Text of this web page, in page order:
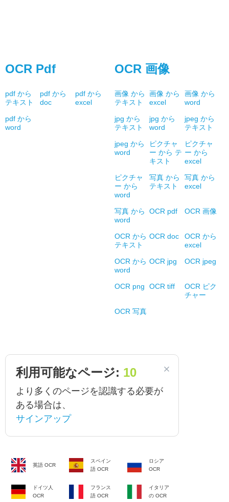
OCR Pdf
pdf から
テキスト
pdf から
doc
pdf から
excel
pdf から
word
OCR 画像
画像 から
テキスト
画像 から
excel
画像 から
word
jpg から
テキスト
jpg から
word
jpeg から
テキスト
jpeg から
word
ピクチャ
ー から テ
キスト
ピクチャ
ー から
excel
ピクチャ
ー から
word
写真 から
テキスト
写真 から
excel
写真 から
word
OCR pdf OCR 画像
OCR から
テキスト
OCR doc
OCR から
excel
OCR から
word
OCR jpg OCR jpeg
OCR png OCR tiff
OCR ピク
チャー
OCR 写真
利用可能なページ: 10
より多くのページを認識する必要が
ある場合は、
サインアップ
英語 OCR
スペイン
語 OCR
ロシア
OCR
ドイツ人
OCR
フランス
語 OCR
イタリア
のOCR